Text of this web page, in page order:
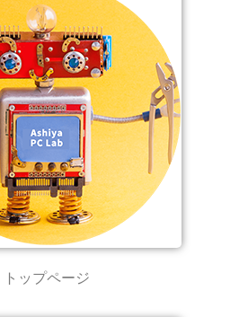
トップページ